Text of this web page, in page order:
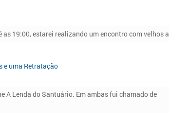
19:00, estarei realizando um encontro com velhos a
e uma Retratação
A Lenda do Santuário. Em ambas fui chamado de